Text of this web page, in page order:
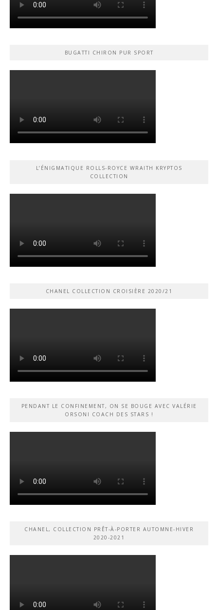
BUGATTI CHIRON PUR SPORT
L’ÉNIGMATIQUE ROLLS-ROYCE WRAITH KRYPTOS
COLLECTION
CHANEL COLLECTION CROISIÈRE 2020/21
PENDANT LE CONFINEMENT, ON SE BOUGE AVEC VALÉRIE
ORSONI COACH DES STARS !
CHANEL, COLLECTION PRÊT-À-PORTER AUTOMNE-HIVER
2020-2021